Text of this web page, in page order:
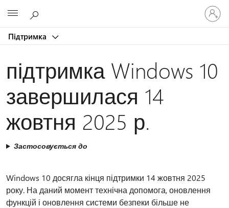
Підтримка
Увійдіть
свій
запис
підтримка Windows 10
завершилася 14
жовтня 2025 р.
Застосовується до
Windows 10 досягла кінця підтримки 14 жовтня 2025
року. На даний момент технічна допомога, оновлення
функцій і оновлення системи безпеки більше не